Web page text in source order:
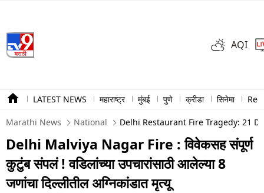
AQI
LATEST NEWS महाराष्ट्र मुंबई पुणे क्रीडा सिनेमा
Marathi News National Delhi Restaurant Fire Tragedy: 21
Delhi Malviya Nagar Fire : विवेकसह संपूर्ण
कुटुंब संपलं ! वडिलांच्या उपचारांसाठी आलेल्या 8
जणांचा दिल्लीतील अग्निकांडात मृत्यू